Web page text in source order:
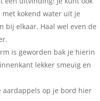
kokend water uit je
bij elkaar. Haal wel even de
is geworden bak je hierin
lekker smeuïg en
aardappels op je bord hier